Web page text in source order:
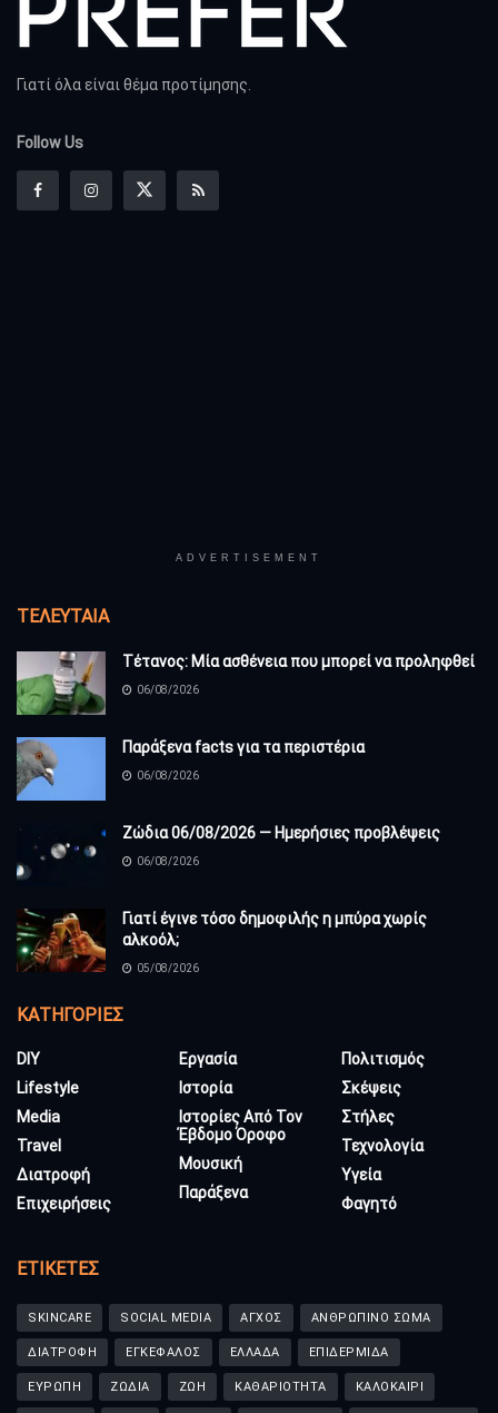
Γιατί όλα είναι θέμα προτίμησης.
Follow Us
ADVERTISEMENT
ΤΕΛΕΥΤΑΊΑ
Τέτανος: Μία ασθένεια που μπορεί να προληφθεί
06/08/2026
Παράξενα facts για τα περιστέρια
06/08/2026
Ζώδια 06/08/2026 — Ημερήσιες προβλέψεις
06/08/2026
Γιατί έγινε τόσο δημοφιλής η μπύρα χωρίς
αλκοόλ;
05/08/2026
KΑΤΗΓΟΡΊΕΣ
DIY
Lifestyle
Media
Travel
Διατροφή
Επιχειρήσεις
Εργασία
Ιστορία
Ιστορίες Από Τον
Έβδομο Όροφο
Μουσική
Παράξενα
Πολιτισμός
Σκέψεις
Στήλες
Τεχνολογία
Υγεία
Φαγητό
ΕΤΙΚΈΤΕΣ
SKINCARE SOCIAL MEDIA ΑΓΧΟΣ ΑΝΘΡΩΠΙΝΟ ΣΩΜΑ
ΔΙΑΤΡΟΦΗ ΕΓΚΕΦΑΛΟΣ ΕΛΛΑΔΑ ΕΠΙΔΕΡΜΙΔΑ
ΕΥΡΩΠΗ ΖΩΔΙΑ ΖΩΗ ΚΑΘΑΡΙΟΤΗΤΑ ΚΑΛΟΚΑΙΡΙ